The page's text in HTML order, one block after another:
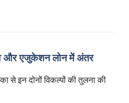
और एजुकेशन लोन में अंतर
से इन दोनों विकल्पों की तुलना की